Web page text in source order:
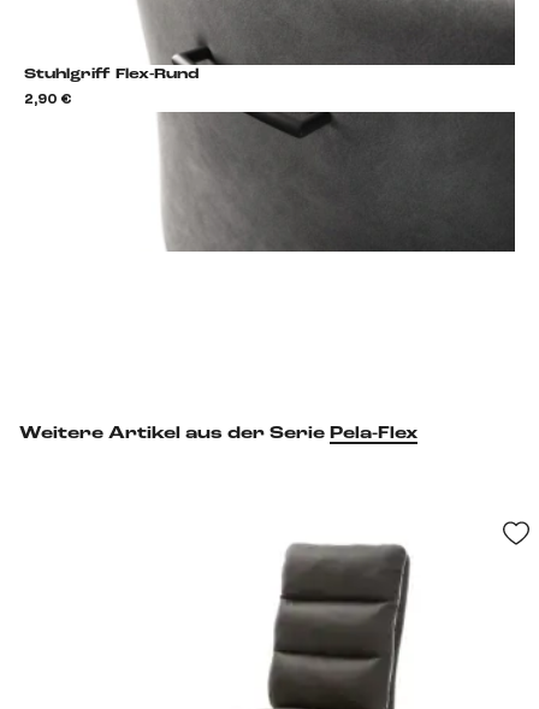
Stuhlgriff Flex-Rund
2,90 €
Stuhlgriff hinzufügen
Weitere Artikel aus der Serie Pela-Flex